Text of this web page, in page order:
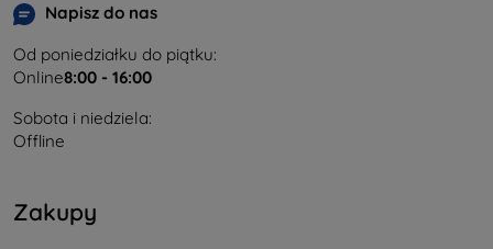
Napisz do nas
Od poniedziałku do piątku:
Online8:00 - 16:00
Sobota i niedziela:
Offline
Zakupy